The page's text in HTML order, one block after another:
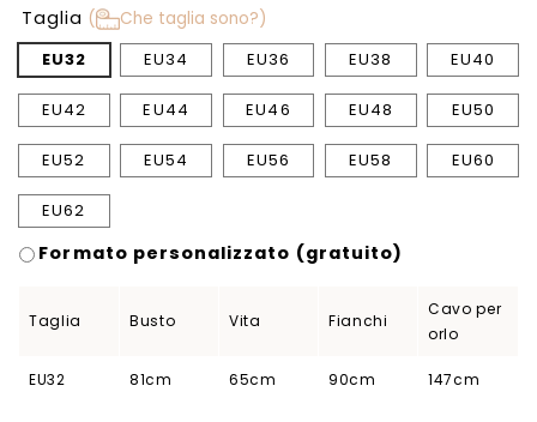
Taglia (
Che taglia sono?)
EU32
EU34 EU36 EU38 EU40
EU42 EU44 EU46 EU48 EU50
EU52 EU54 EU56 EU58 EU60
EU62
Formato personalizzato (gratuito)
Taglia Busto Vita Fianchi
Cavo per
orlo
EU32 81cm 65cm 90cm 147cm